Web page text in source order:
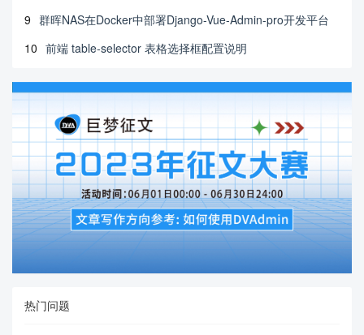
9 群晖NAS在Docker中部署Django-Vue-Admin-pro开发平台
10 前端 table-selector 表格选择框配置说明
热门问题